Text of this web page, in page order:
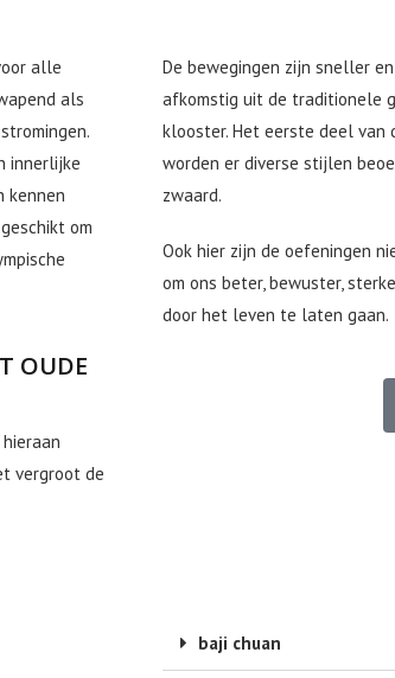
alle
als
innerlijke
kennen
om
OUDE
vergroot de
De bewegingen zijn sneller
afkomstig uit de traditionele
klooster. Het eerste deel van
worden er diverse stijlen
zwaard.
Ook hier zijn de oefeningen
om ons beter, bewuster,
door het leven te laten gaan.
baji chuan